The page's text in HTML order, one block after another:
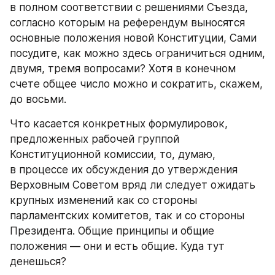
в полном соответствии с решениями Съезда,
согласно которым на референдум выносятся
основные положения новой Конституции, Сами
посудите, как можно здесь ограничиться одним,
двумя, тремя вопросами? Хотя в конечном
счете общее число можно и сократить, скажем,
до восьми.
Что касается конкретных формулировок,
предложенных рабочей группой
Конституционной комиссии, то, думаю,
в процессе их обсуждения до утверждения
Верховным Советом вряд ли следует ожидать
крупных изменений как со стороны
парламентских комитетов, так и со стороны
Президента. Общие принципы и общие
положения — они и есть общие. Куда тут
денешься?